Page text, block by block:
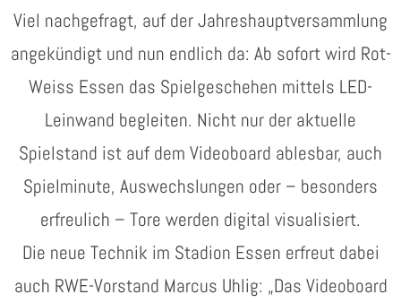
Viel nachgefragt, auf der Jahreshauptversammlung
angekündigt und nun endlich da: Ab sofort wird Rot-
Weiss Essen das Spielgeschehen mittels LED-
Leinwand begleiten. Nicht nur der aktuelle
Spielstand ist auf dem Videoboard ablesbar, auch
Spielminute, Auswechslungen oder – besonders
erfreulich – Tore werden digital visualisiert.
Die neue Technik im Stadion Essen erfreut dabei
auch RWE-Vorstand Marcus Uhlig: „Das Videoboard